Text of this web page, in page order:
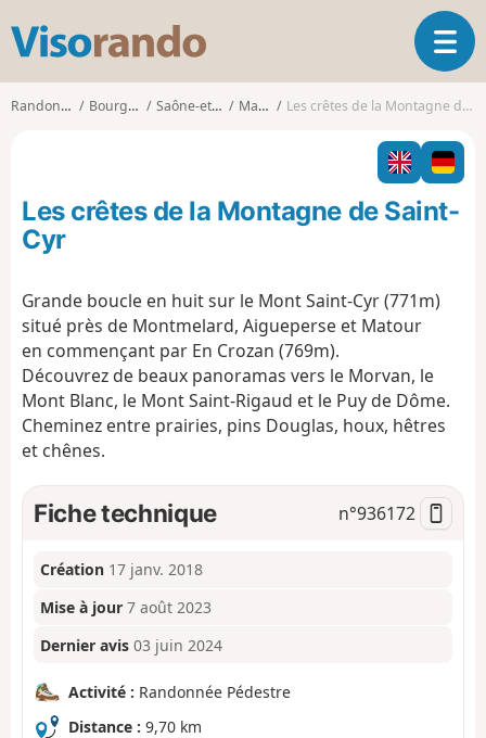
s
o
o
O
u
i
r
l
a
i
Randonnées Bourgogne Saône-et-Loire Matour Les crêtes de la Montagne de Saint-Cyr
Les crêtes de la Montagne de Saint-
Cyr
Grande boucle en huit sur le Mont Saint-Cyr (771m)
situé près de Montmelard, Aigueperse et Matour
en commençant par En Crozan (769m).
Découvrez de beaux panoramas vers le Morvan, le
Mont Blanc, le Mont Saint-Rigaud et le Puy de Dôme.
Cheminez entre prairies, pins Douglas, houx, hêtres
et chênes.
Fiche technique n°936172
Création 17 janv. 2018
Mise à jour 7 août 2023
Dernier avis 03 juin 2024
Activité : Randonnée Pédestre
Distance : 9,70 km